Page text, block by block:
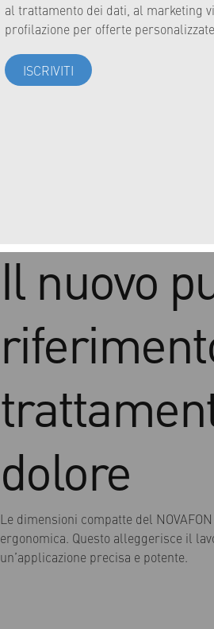
Sviluppato per
Il nuovo
dolore
Le dimensioni compatte del
ergonomica. Questo alleggerisce il
un’applicazione precisa e potente.
al trattamento dei dati, al marketing
profilazione per offerte personalizzate.
ISCRIVITI